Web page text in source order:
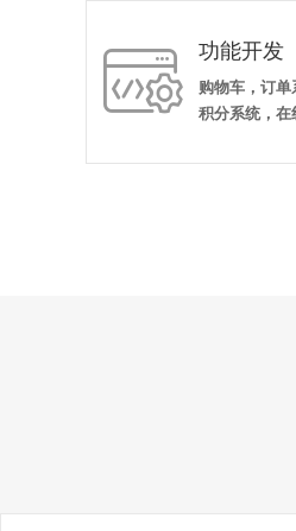
 功能开发
购物车，订
积分系统，在